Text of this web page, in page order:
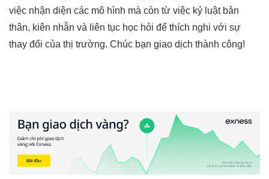
việc nhận diện các mô hình mà còn từ việc kỷ luật bản
thân, kiên nhẫn và liên tục học hỏi để thích nghi với sự
thay đổi của thị trường. Chúc bạn giao dịch thành công!